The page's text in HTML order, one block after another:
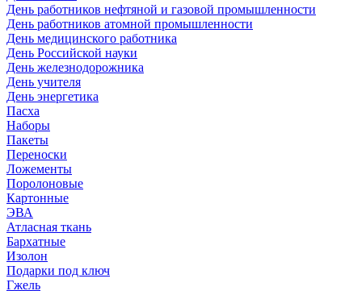
День работников нефтяной и газовой промышленности
День работников атомной промышленности
День медицинского работника
День Российской науки
День железнодорожника
День учителя
День энергетика
Пасха
Наборы
Пакеты
Переноски
Ложементы
Поролоновые
Картонные
ЭВА
Атласная ткань
Бархатные
Изолон
Подарки под ключ
Гжель